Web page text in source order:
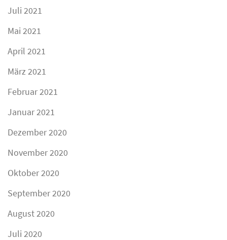
Juli 2021
Mai 2021
April 2021
März 2021
Februar 2021
Januar 2021
Dezember 2020
November 2020
Oktober 2020
September 2020
August 2020
Juli 2020